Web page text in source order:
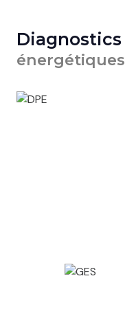
Diagnostics
énergétiques